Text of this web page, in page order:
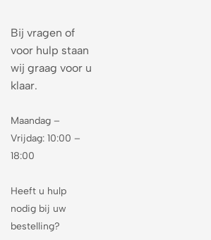
Bij vragen of
voor hulp staan
wij graag voor u
klaar.
Maandag –
Vrijdag: 10:00 –
18:00
Heeft u hulp
nodig bij uw
bestelling?